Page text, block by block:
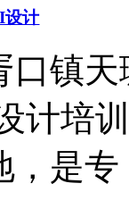
设计
口镇
计培
，是专